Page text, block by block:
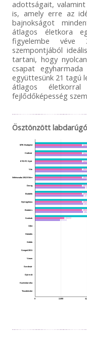
adottságait,
is, amely erre az
bajnokságot
átlagos életkora
figyelembe
szempontjából
tartani, hogy
csapat
együttesünk 21 tagú
átlagos
fejlődőképesség
Ösztönzött
0 2,000
MTK Budapest
Csákvár
ETO FC Győr
Vác
Békéscsaba 1912 Előre
Dorog
Budafok
Nyíregyháza
Budaörs
Szolnok
Ajka
Haladás
Siófok
Szeged 2011
Vasas
Soroksár
Gyirmót
Kazincbarcika
Tiszakécske